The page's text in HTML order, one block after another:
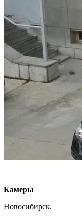
Камеры
Новосибирск.